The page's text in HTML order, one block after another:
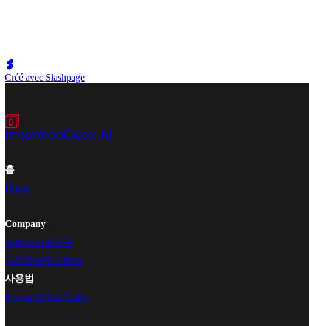
Créé avec Slashpage
홈
Home
Company
서비스이용약관
개인정보처리방침
사용법
InventionDeck Guide